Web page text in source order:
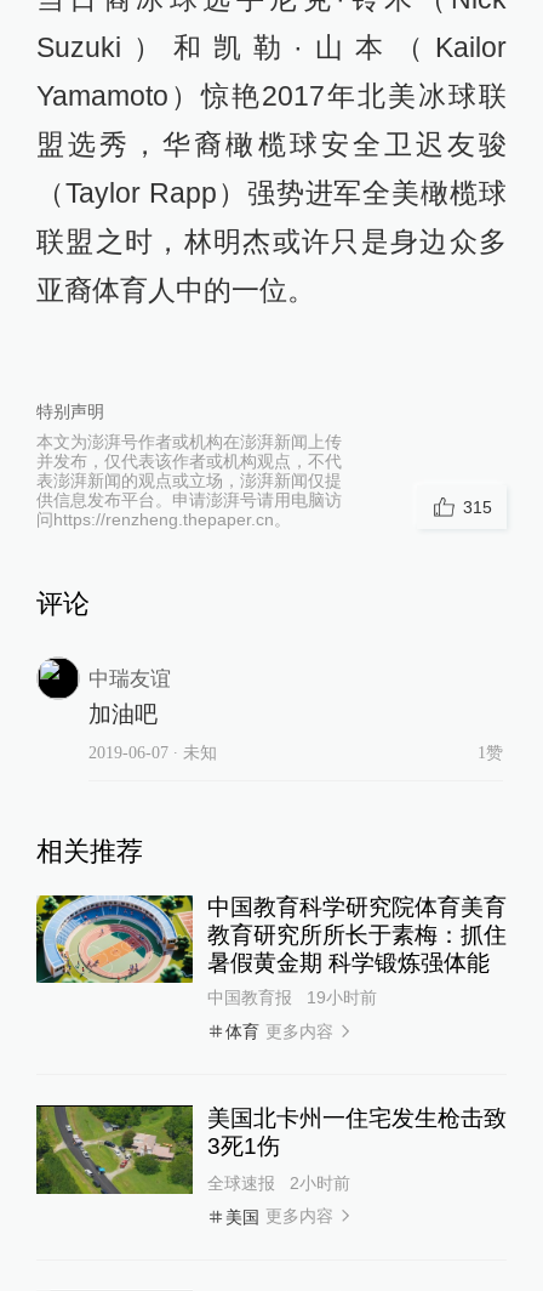
Suzuki）和凯勒·山本（Kailor
Yamamoto）惊艳2017年北美冰球联
盟选秀，华裔橄榄球安全卫迟友骏
（Taylor Rapp）强势进军全美橄榄球
联盟之时，林明杰或许只是身边众多
亚裔体育人中的一位。
特别声明
本文为澎湃号作者或机构在澎湃新闻上传
并发布，仅代表该作者或机构观点，不代
表澎湃新闻的观点或立场，澎湃新闻仅提
供信息发布平台。申请澎湃号请用电脑访
问https://renzheng.thepaper.cn。
315
评论
中瑞友谊
加油吧
2019-06-07∙ 未知 1赞
相关推荐
中国教育科学研究院体育美育
教育研究所所长于素梅：抓住
暑假黄金期 科学锻炼强体能
中国教育报
19小时前
体育 更多内容
美国北卡州一住宅发生枪击致
3死1伤
全球速报
2小时前
美国 更多内容